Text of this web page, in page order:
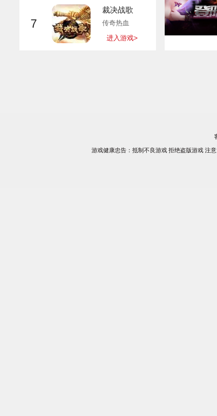
7
裁决战歌
传奇热血
进入游戏>
游戏健康忠告：抵制不良游戏 拒绝盗版游戏 注